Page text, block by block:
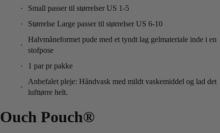
Small passer til størrelser US 1-5
Størrelse Large passer til størrelser US 6-10
Halvmåneformet pude med et tyndt lag gelmateriale inde i en
stofpose
1 par pr pakke
Anbefalet pleje: Håndvask med mildt vaskemiddel og lad det
lufttørre helt.
Ouch Pouch®